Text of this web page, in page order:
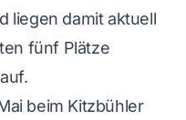
liegen damit aktuell
fünf Plätze
beim Kitzbühler